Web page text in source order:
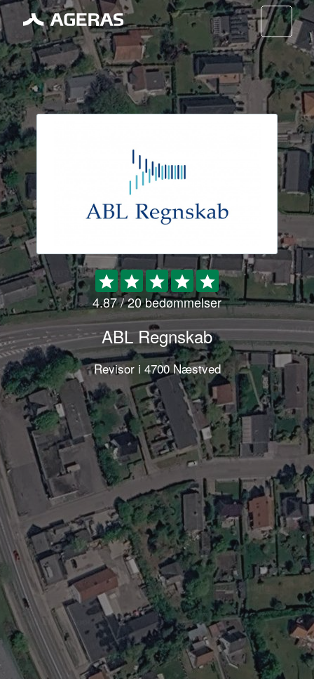
4.87 / 20 bedømmelser
ABL Regnskab
Revisor i 4700 Næstved